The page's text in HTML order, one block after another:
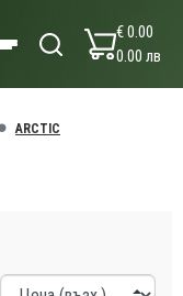
€ 0.00
0.00 лв
ARCTIC